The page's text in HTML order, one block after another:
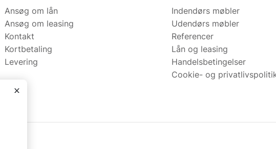
Ansøg om lån
Ansøg om leasing
Kontakt
Kortbetaling
Levering
Indendørs møbler
Udendørs møbler
Referencer
Lån og leasing
Handelsbetingelser
Cookie- og
x